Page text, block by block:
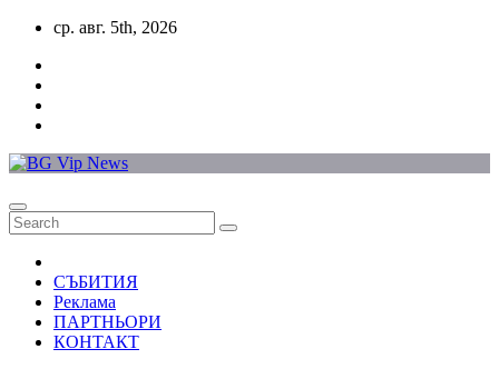
Skip
content
ср. авг. 5th, 2026
СЪБИТИЯ
Реклама
ПАРТНЬОРИ
КОНТАКТ